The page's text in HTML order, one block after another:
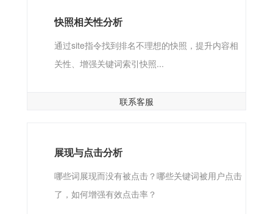
快照相关性分析
通过site指令找到排名不理想的快照，提升内容相
关性、增强关键词索引快照...
联系客服
展现与点击分析
哪些词展现而没有被点击？哪些关键词被用户点击
了，如何增强有效点击率？